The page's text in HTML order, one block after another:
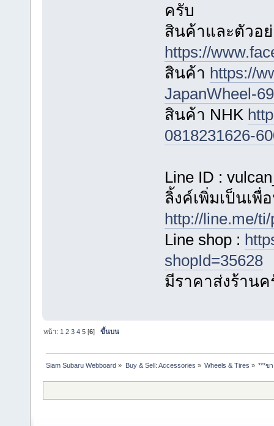
ครับ
สินค้าและตัวอ
https://
สินค้า https://
JapanWheel-
สินค้า NHK
0818231626-
Line ID :
ลิ้งค์เพิ่มเป็นเพื่
http://line.me/
Line shop :
shopId=35628
มีราคาส่งร้านค
หน้า: 1 2 3 4 5 [6]ขึ้นบน
Siam Subaru Webboard » Buy & Sell: Accessories » Wheels & Tires » ***ข